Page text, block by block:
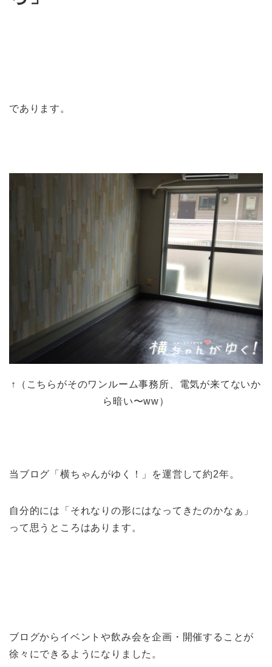
であります。
↑（こちらがそのワンルーム事務所、電気が来てないか
ら暗い〜ww）
当ブログ「横ちゃんがゆく！」を運営して約2年。
自分的には「それなりの形にはなってきたのかなぁ」
って思うところはあります。
ブログからイベントや飲み会を企画・開催することが
徐々にできるようになりました。